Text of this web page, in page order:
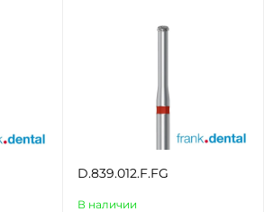
D.839.012.F.FG
В наличии